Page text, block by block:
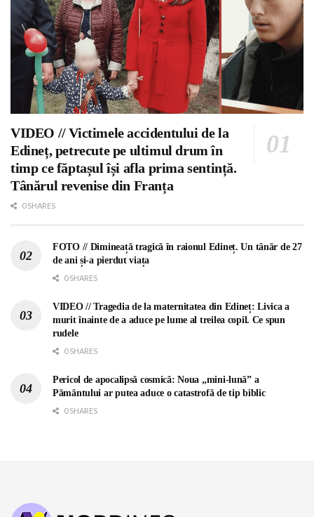
VIDEO // Victimele accidentului de la
Edineț, petrecute pe ultimul drum în
timp ce făptașul își afla prima sentință.
Tânărul revenise din Franța
0 SHARES
FOTO // Dimineață tragică în raionul Edineț. Un tânăr de 27
de ani și-a pierdut viața
0 SHARES
VIDEO // Tragedia de la maternitatea din Edineț: Livica a
murit înainte de a aduce pe lume al treilea copil. Ce spun
rudele
0 SHARES
Pericol de apocalipsă cosmică: Noua „mini-lună” a
Pământului ar putea aduce o catastrofă de tip biblic
0 SHARES